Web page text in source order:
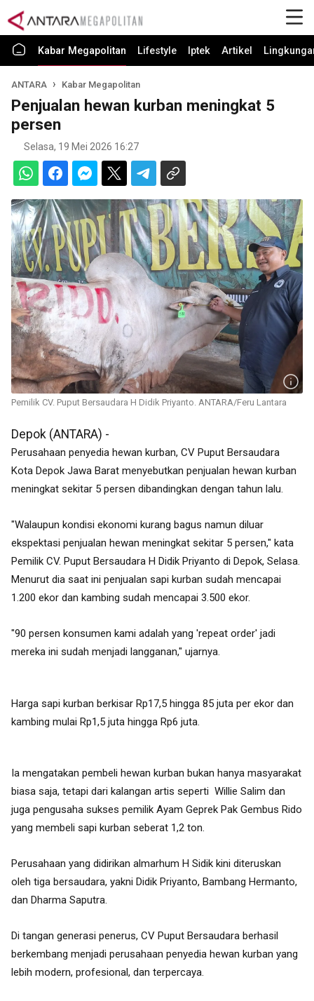
Kabar Megapolitan Lifestyle Iptek Artikel
ANTARA Kabar Megapolitan
Penjualan hewan kurban meningkat 5
persen
Selasa, 19 Mei 2026 16:27
Pemilik CV. Puput Bersaudara H Didik Priyanto. ANTARA/Feru Lantara
Depok (ANTARA) -
Perusahaan penyedia hewan kurban, CV Puput Bersaudara
Kota Depok Jawa Barat menyebutkan penjualan hewan kurban
meningkat sekitar 5 persen dibandingkan dengan tahun lalu.
"Walaupun kondisi ekonomi kurang bagus namun diluar
ekspektasi penjualan hewan meningkat sekitar 5 persen," kata
Pemilik CV. Puput Bersaudara H Didik Priyanto di Depok, Selasa.
Menurut dia saat ini penjualan sapi kurban sudah mencapai
1.200 ekor dan kambing sudah mencapai 3.500 ekor.
"90 persen konsumen kami adalah yang 'repeat order' jadi
mereka ini sudah menjadi langganan," ujarnya.
Harga sapi kurban berkisar Rp17,5 hingga 85 juta per ekor dan
kambing mulai Rp1,5 juta hingga Rp6 juta.
Ia mengatakan pembeli hewan kurban bukan hanya masyarakat
biasa saja, tetapi dari kalangan artis seperti Willie Salim dan
juga pengusaha sukses pemilik Ayam Geprek Pak Gembus Rido
yang membeli sapi kurban seberat 1,2 ton.
Perusahaan yang didirikan almarhum H Sidik kini diteruskan
oleh tiga bersaudara, yakni Didik Priyanto, Bambang Hermanto,
dan Dharma Saputra.
Di tangan generasi penerus, CV Puput Bersaudara berhasil
berkembang menjadi perusahaan penyedia hewan kurban yang
lebih modern, profesional, dan terpercaya.